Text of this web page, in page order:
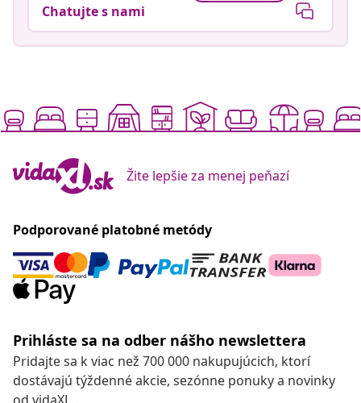
Chatujte s nami
Žite lepšie za menej peňazí
Podporované platobné metódy
Prihláste sa na odber nášho newslettera
Pridajte sa k viac než 700 000 nakupujúcich, ktorí
dostávajú týždenné akcie, sezónne ponuky a novinky